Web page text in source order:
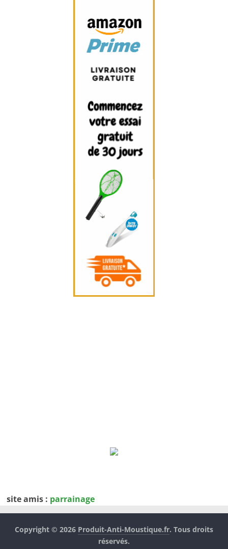
site amis : parrainage
Copyright © 2026 Produit-Anti-Moustique.fr. Tous droits
réservés.